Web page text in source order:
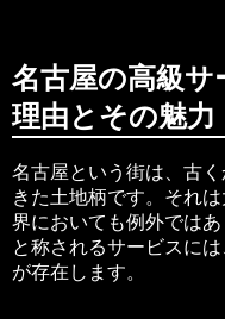
名古屋の高級サ
理由とその魅力
名古屋という街は、古
きた土地柄です。それ
界においても例外では
と称されるサービスに
が存在します。